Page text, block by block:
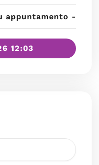
appuntamento -
12:03